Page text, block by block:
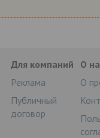
Для компаний
Реклама
Публичный
договор
О
О